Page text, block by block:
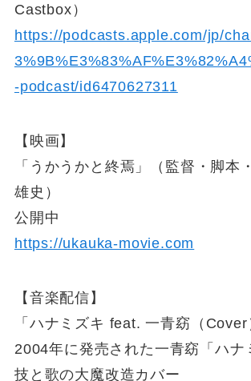
Castbox）
https://podcasts.apple.com/jp/
-podcast/id6470627311
【映画】
「うかうかと終焉」（監督・脚本
雄史）
公開中
https://ukauka-movie.com
【音楽配信】
「ハナミズキ feat. 一青窈（Cover
2004年に発売された一青窈「ハナ
技と歌の大魔改造カバー